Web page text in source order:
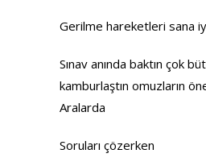
Gerilme hareketleri sana
Sınav anında baktın çok
kamburlaştın omuzların
Aralarda
Soruları çözerken